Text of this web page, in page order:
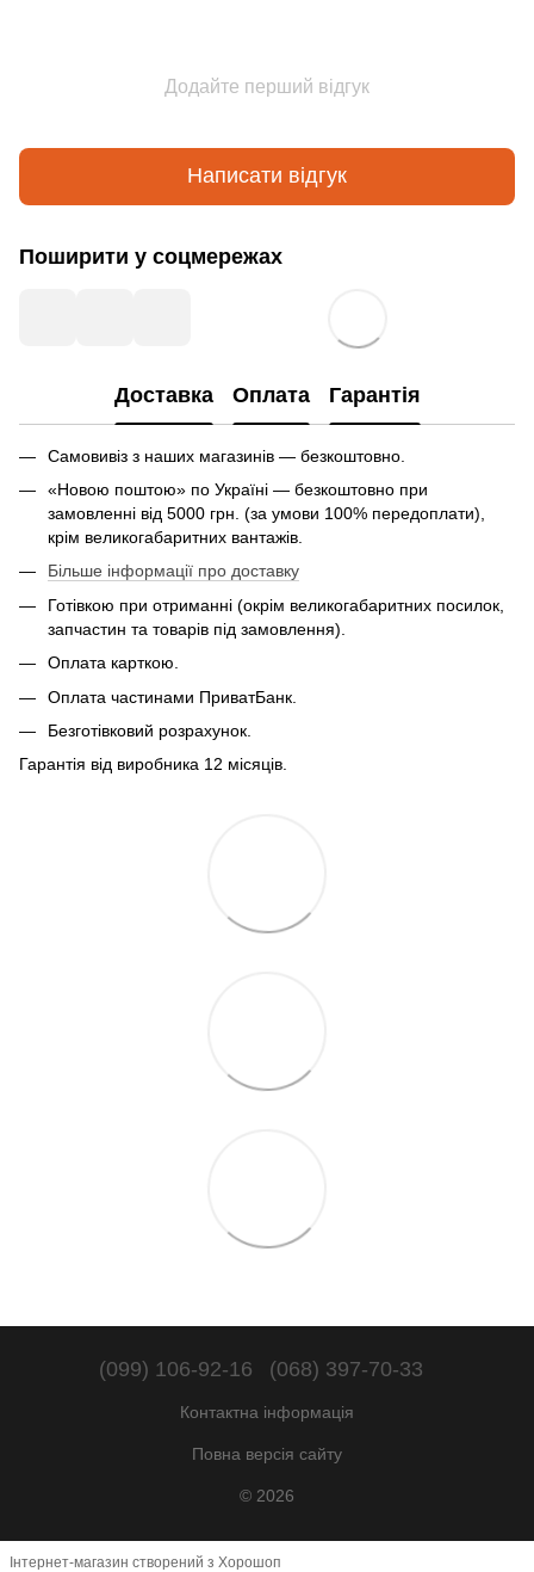
Додайте перший відгук
Написати відгук
Поширити у соцмережах
Доставка Оплата Гарантія
Самовивіз з наших магазинів — безкоштовно.
«Новою поштою» по Україні — безкоштовно при
замовленні від 5000 грн. (за умови 100% передоплати),
крім великогабаритних вантажів.
Більше інформації про доставку
Готівкою при отриманні (окрім великогабаритних посилок,
запчастин та товарів під замовлення).
Оплата карткою.
Оплата частинами ПриватБанк.
Безготівковий розрахунок.
Гарантія від виробника 12 місяців.
(099) 106-92-16 (068) 397-70-33
Контактна інформація
Повна версія сайту
© 2026
Інтернет-магазин створений з Хорошоп